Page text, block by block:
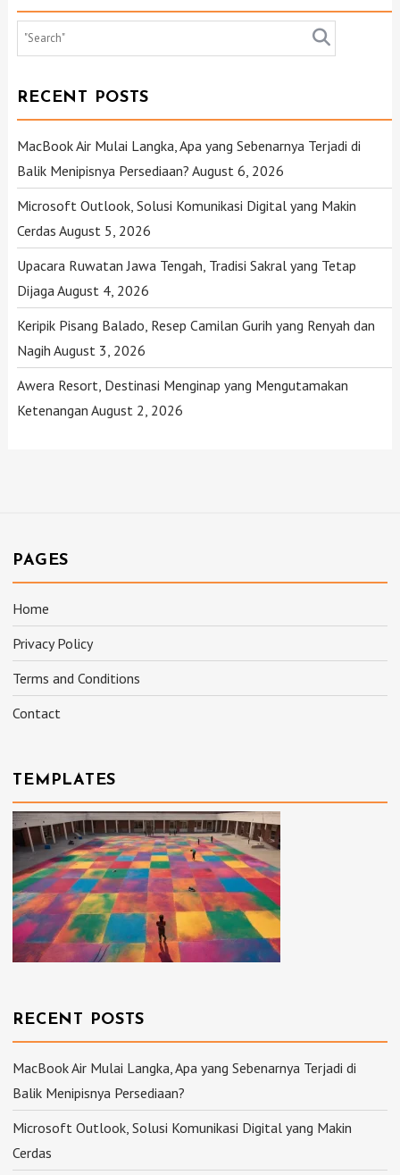
G
A
T
I
O
N
RECENT POSTS
MacBook Air Mulai Langka, Apa yang Sebenarnya Terjadi di
Balik Menipisnya Persediaan? August 6, 2026
Microsoft Outlook, Solusi Komunikasi Digital yang Makin
Cerdas August 5, 2026
Upacara Ruwatan Jawa Tengah, Tradisi Sakral yang Tetap
Dijaga August 4, 2026
Keripik Pisang Balado, Resep Camilan Gurih yang Renyah dan
Nagih August 3, 2026
Awera Resort, Destinasi Menginap yang Mengutamakan
Ketenangan August 2, 2026
PAGES
Home
Privacy Policy
Terms and Conditions
Contact
TEMPLATES
RECENT POSTS
MacBook Air Mulai Langka, Apa yang Sebenarnya Terjadi di
Balik Menipisnya Persediaan?
Microsoft Outlook, Solusi Komunikasi Digital yang Makin
Cerdas